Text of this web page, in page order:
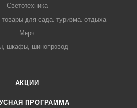
Светотехника
товары для сада, туризма, отдыха
Мерч
шкафы, шинопровод
АКЦИИ
ПРОГРАММА